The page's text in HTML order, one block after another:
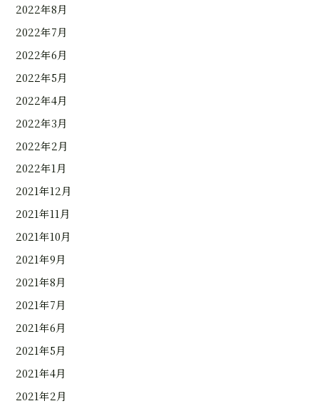
2022年8月
2022年7月
2022年6月
2022年5月
2022年4月
2022年3月
2022年2月
2022年1月
2021年12月
2021年11月
2021年10月
2021年9月
2021年8月
2021年7月
2021年6月
2021年5月
2021年4月
2021年2月